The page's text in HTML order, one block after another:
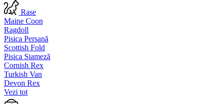
Rase
Maine Coon
Ragdoll
Pisica Persană
Scottish Fold
Pisica Siameză
Cornish Rex
Turkish Van
Devon Rex
Vezi tot